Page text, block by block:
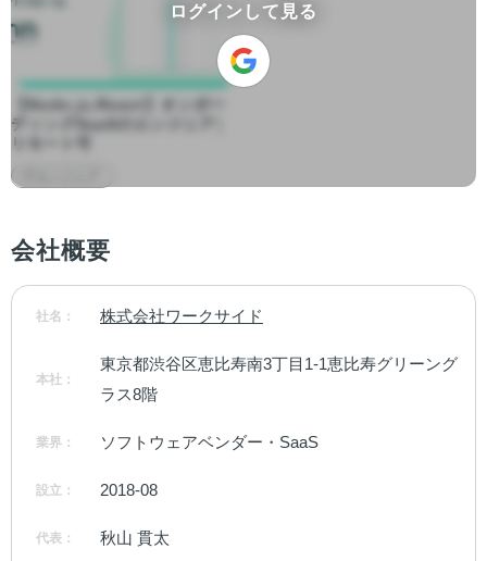
ログインして見る
【Node.js,React】オンボー
ディングSaaSのエンジニア│
リモート可
会社概要
社名： 株式会社ワークサイド
本社：
東京都渋谷区恵比寿南3丁目1-1恵比寿グリーング
ラス8階
業界： ソフトウェアベンダー・SaaS
設立： 2018-08
代表： 秋山 貫太